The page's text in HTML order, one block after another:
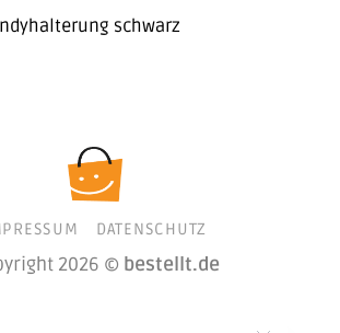
schwarz
DATENSCHUTZ
2026 © bestellt.de